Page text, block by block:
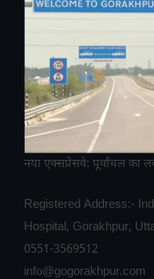
नया एक्सप्रेसवे: पूर्वांचल
Registered Address:-
Hospital, Gorakhpur,
0551-3569512
info@gogorakhpur.com